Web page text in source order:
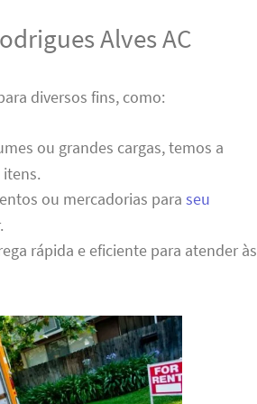
Alves AC
diversos fins, como:
ou grandes cargas, temos a
ou mercadorias para seu
rápida e eficiente para atender às